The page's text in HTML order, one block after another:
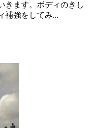
きます。ボディのきし
補強をしてみ...